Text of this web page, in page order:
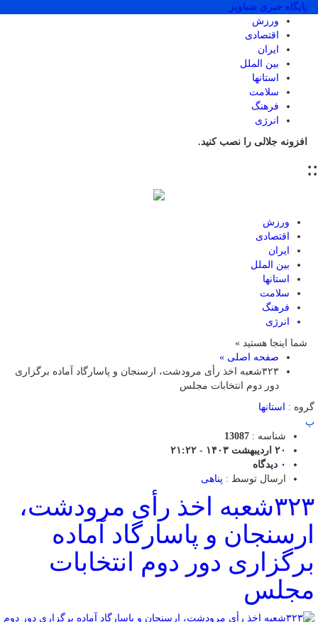
پایگاه خبری شباویز
ورزش
اقتصادی
ایران
بین الملل
استانها
سلامت
فرهنگ
انرژی
افزونه جلالی را نصب کنید.
::
ورزش
اقتصادی
ایران
بین الملل
استانها
سلامت
فرهنگ
انرژی
شما اینجا هستید »
صفحه اصلی »
۳۲۳شعبه اخذ رأی مرودشت، ارسنجان و پاسارگاد آماده برگزاری
دور دوم انتخابات مجلس
گروه :
استانها
پ
شناسه : 13087
۲۰ اردیبهشت ۱۴۰۳ - ۲۱:۲۲
۰ دیدگاه
ارسال توسط : پناهی
۳۲۳شعبه اخذ رأی مرودشت،
ارسنجان و پاسارگاد آماده
برگزاری دور دوم انتخابات
مجلس